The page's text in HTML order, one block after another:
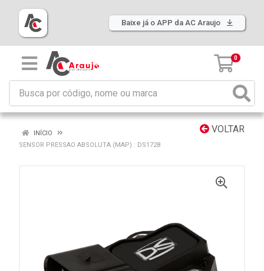
Baixe já o APP da AC Araujo
0
VOLTAR
INÍCIO
SENSOR PRESSAO ABSOLUTA (MAP) : DS1728